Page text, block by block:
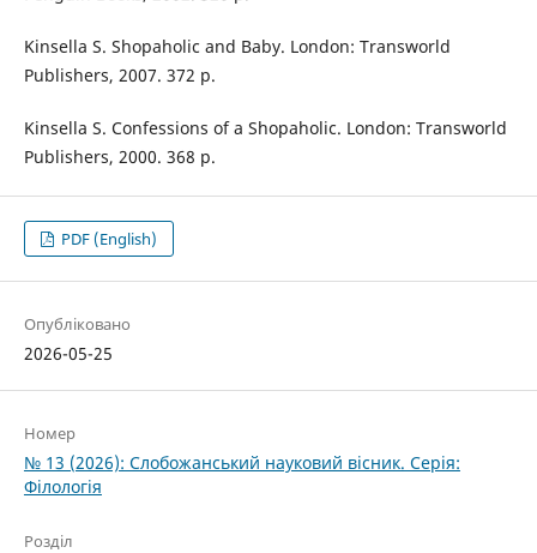
Kinsella S. Shopaholic and Baby. London: Transworld
Publishers, 2007. 372 p.
Kinsella S. Confessions of a Shopaholic. London: Transworld
Publishers, 2000. 368 p.
PDF (English)
Опубліковано
2026-05-25
Номер
№ 13 (2026): Слобожанський науковий вісник. Серія:
Філологія
Розділ